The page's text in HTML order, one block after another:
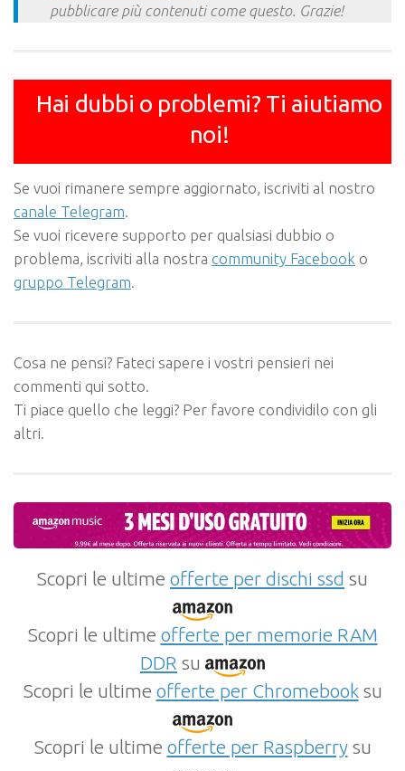
pubblicare più contenuti come questo. Grazie!
Hai dubbi o problemi? Ti aiutiamo
noi!
Se vuoi rimanere sempre aggiornato, iscriviti al nostro
canale Telegram
Se vuoi ricevere supporto per qualsiasi dubbio o
problema, iscriviti alla nostra community Facebook o
gruppo Telegram
Cosa ne pensi? Fateci sapere i vostri pensieri nei
commenti qui sotto.
Ti piace quello che leggi? Per favore condividilo con gli
altri.
Scopri le ultime offerte per dischi ssd su
Scopri le ultime offerte per memorie RAM
DDR su
Scopri le ultime offerte per Chromebooksu
Scopri le ultime offerte per Raspberrysu